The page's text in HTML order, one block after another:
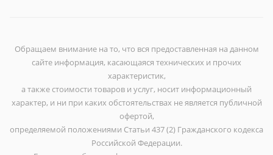
Обращаем внимание на то, что вся предоставленная на данном
сайте информация, касающаяся технических и прочих
характеристик,
а также стоимости товаров и услуг, носит информационный
характер, и ни при каких обстоятельствах не является публичной
офертой,
определяемой положениями Статьи 437 (2) Гражданского кодекса
Российской Федерации.